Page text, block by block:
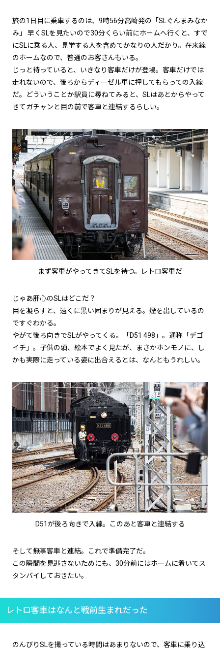
旅の1日目に乗車するのは、9時56分高崎発の「SLぐんまみなか
み」 早くSLを見たいので30分くらい前にホームへ行くと、すで
にSLに乗る人、見学する人を含めてかなりの人だかり。在来線
のホームなので、普通のお客さんもいる。
じっと待っていると、いきなり客車だけが登場。客車だけでは
走れないので、後ろからディーゼル車に押してもらっての入線
だ。どういうことか駅員に尋ねてみると、SLはあとからやって
きてガチャンと目の前で客車と連結するらしい。
まず客車がやってきてSLを待つ。レトロ客車だ
じゃあ肝心のSLはどこだ？
目を凝らすと、遠くに黒い固まりが見える。煙を出しているの
ですぐわかる。
やがて後ろ向きでSLがやってくる。「D51 498」。通称「デゴ
イチ」。子供の頃、絵本でよく見たが、まさかホンモノに、し
かも実際に走っている姿に出合えるとは、なんともうれしい。
D51が後ろ向きで入線。このあと客車と連結する
そして無事客車と連結。これで準備完了だ。
この瞬間を見逃さないためにも、30分前にはホームに着いてス
タンバイしておきたい。
レトロ客車はなんと戦前生まれだった
のんびりSLを撮っている時間はあまりないので、客車に乗り込